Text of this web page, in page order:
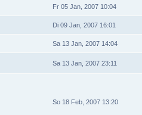
Fr 05 Jan, 2007 10:04
Di 09 Jan, 2007 16:01
Sa 13 Jan, 2007 14:04
Sa 13 Jan, 2007 23:11
So 18 Feb, 2007 13:20